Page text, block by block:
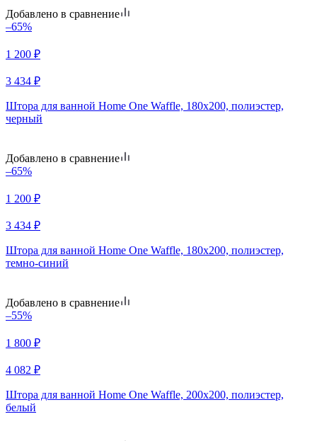
Добавлено в сравнение
–65%
1 200 ₽
3 434 ₽
Штора для ванной Home One Waffle, 180х200, полиэстер,
черный
Добавлено в сравнение
–65%
1 200 ₽
3 434 ₽
Штора для ванной Home One Waffle, 180х200, полиэстер,
темно-синий
Добавлено в сравнение
–55%
1 800 ₽
4 082 ₽
Штора для ванной Home One Waffle, 200х200, полиэстер,
белый